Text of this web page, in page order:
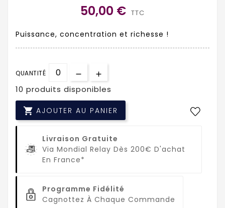
50,00 € TTC
Puissance, concentration et richesse !
QUANTITÉ
10 produits disponibles
 AJOUTER AU PANIER
Livraison Gratuite
Via Mondial Relay Dès 200€ D'achat
En France*
Programme Fidélité
Cagnottez À Chaque Commande